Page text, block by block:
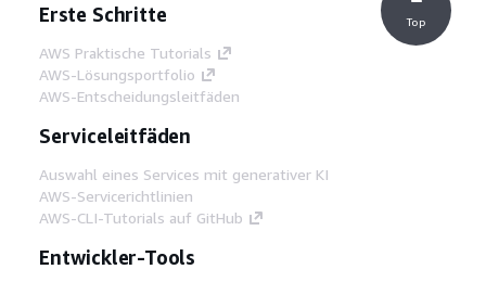
Erste Schritte
AWS Praktische Tutorials
AWS-Lösungsportfolio
AWS-Entscheidungsleitfäden
Serviceleitfäden
Auswahl eines Services mit generativer KI
AWS-Servicerichtlinien
AWS-CLI-Tutorials auf GitHub
Entwickler-Tools
Top